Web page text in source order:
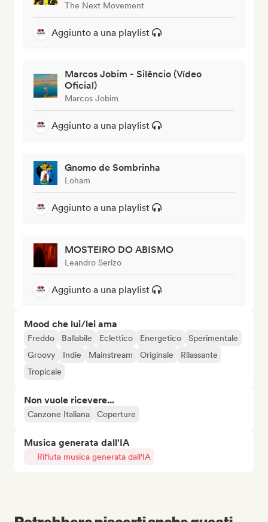
The Next Movement
Aggiunto a una playlist
Marcos Jobim - Silêncio (Vídeo
Oficial)
Marcos Jobim
Aggiunto a una playlist
Gnomo de Sombrinha
Loham
Aggiunto a una playlist
MOSTEIRO DO ABISMO
Leandro Serizo
Aggiunto a una playlist
Mood che lui/lei ama
Freddo Ballabile Eclettico Energetico
Sperimentale
Groovy
Indie Mainstream Originale
Rilassante
Tropicale
Non vuole ricevere...
Canzone Italiana Coperture
Musica generata dall'IA
Rifiuta musica generata dall'IA